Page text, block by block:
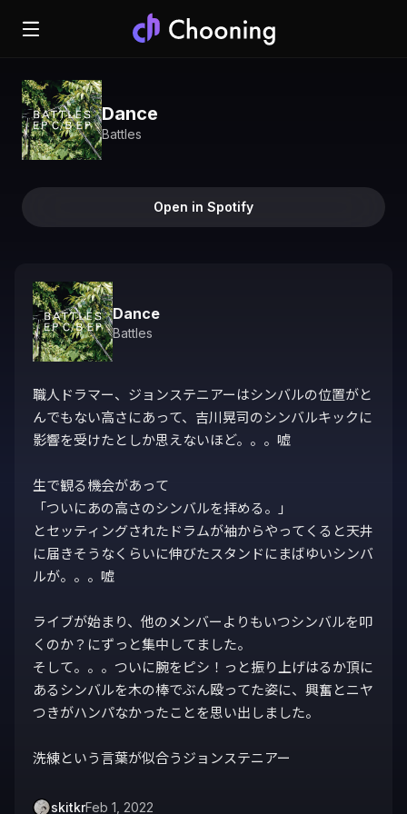
Dance
Battles
Open in Spotify
Dance
Battles
職人ドラマー、ジョンステニアーはシンバルの位置がと
んでもない高さにあって、吉川晃司のシンバルキックに
影響を受けたとしか思えないほど。。。嘘
生で観る機会があって
「ついにあの高さのシンバルを拝める。」
とセッティングされたドラムが袖からやってくると天井
に届きそうなくらいに伸びたスタンドにまばゆいシンバ
ルが。。。嘘
ライブが始まり、他のメンバーよりもいつシンバルを叩
くのか？にずっと集中してました。
そして。。。ついに腕をピシ！っと振り上げはるか頂に
あるシンバルを木の棒でぶん殴ってた姿に、興奮とニヤ
つきがハンパなかったことを思い出しました。
洗練という言葉が似合うジョンステニアー
skitkrFeb 1, 2022